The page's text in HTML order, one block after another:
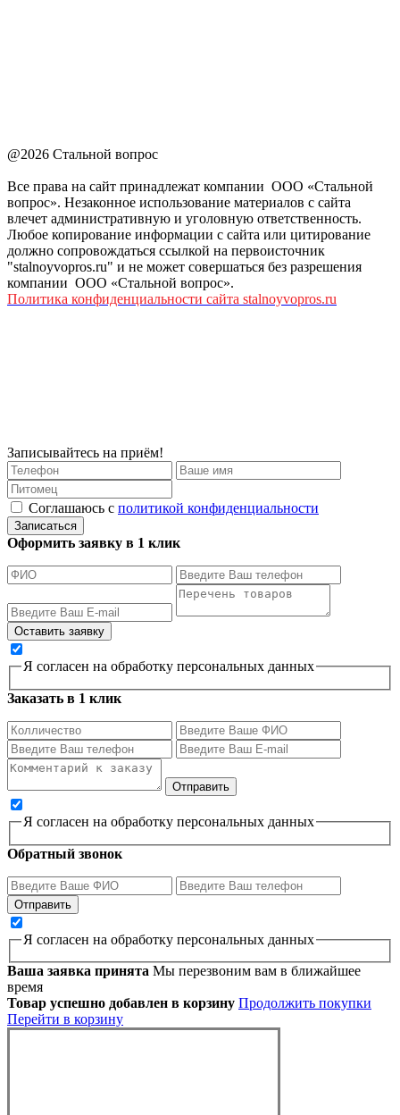
@2026 Стальной вопрос
Все права на сайт принадлежат компании ООО «Стальной
вопрос». Незаконное использование материалов с сайта
влечет административную и уголовную ответственность.
Любое копирование информации с сайта или цитирование
должно сопровождаться ссылкой на первоисточник
"stalnoyvopros.ru" и не может совершаться без разрешения
компании ООО «Стальной вопрос».
Политика конфиденциальности сайта stalnoyvopros.ru
Записывайтесь на приём!
Соглашаюсь с политикой конфиденциальности
Записаться
Оформить заявку в 1 клик
Я согласен на обработку персональных данных
Заказать в 1 клик
Я согласен на обработку персональных данных
Обратный звонок
Я согласен на обработку персональных данных
Ваша заявка принята Мы перезвоним вам в ближайшее
время
Товар успешно добавлен в корзину Продолжить покупки
Перейти в корзину